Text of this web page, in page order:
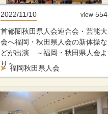
2022/11/10
福岡秋田県人会
首都圏秋田県人会連合会・芸能大
会へ福岡・秋田県人会の新体操な
どが出演 ～福岡・秋田県人会よ
り～
view 554